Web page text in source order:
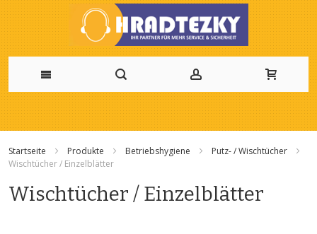
Zum
springen
Startseite Produkte Betriebshygiene
Putz- / Wischtücher
Wischtücher / Einzelblätter
Wischtücher / Einzelblätter